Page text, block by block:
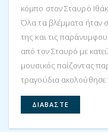
κόμπο στον Σταυρό
Όλα τα βλέμματα ήταν
της και τις
από τον Σταυρό με
μουσικός παίζοντας
τραγούδια ακολούθησε
ΔΙΑΒΆΣΤΕ